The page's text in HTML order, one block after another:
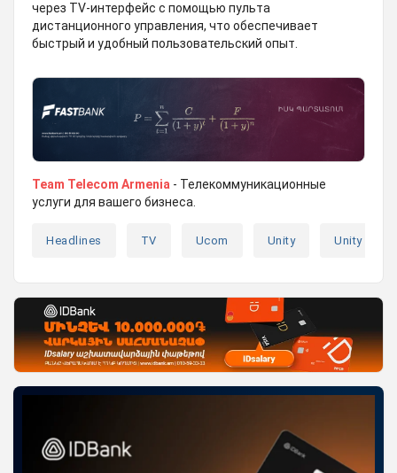
через TV-интерфейс с помощью пульта
дистанционного управления, что обеспечивает
быстрый и удобный пользовательский опыт.
Team Telecom Armenia - Телекоммуникационные
услуги для вашего бизнеса.
Headlines TV Ucom Unity Unity